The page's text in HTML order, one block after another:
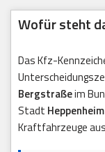
Wofür steht
Das Kfz-
Bergstraßeim
Stadt Heppenheim
Kraftfahrzeuge